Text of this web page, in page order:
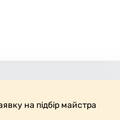
на підбір майстра